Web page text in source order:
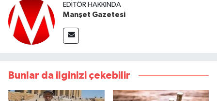
EDITÖR HAKKINDA
Manşet Gazetesi
Bunlar da ilginizi çekebilir